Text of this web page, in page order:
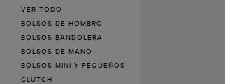
VER TODO
BOLSOS DE HOMBRO
BOLSOS BANDOLERA
BOLSOS DE MANO
BOLSOS MINI Y PEQUEÑOS
CLUTCH